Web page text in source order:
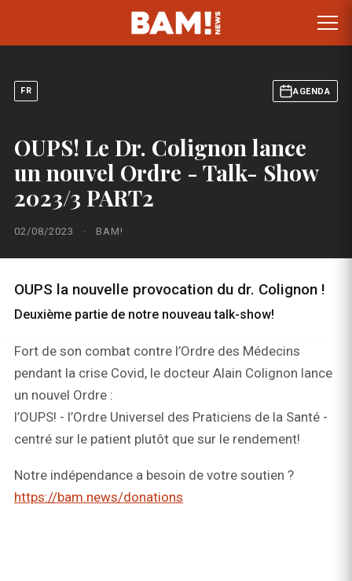
FR AGENDA
OUPS! Le Dr. Colignon lance
un nouvel Ordre - Talk- Show
2023/3 PART2
02/08/2023 · BAM!
OUPS la nouvelle provocation du dr. Colignon !
Deuxième partie de notre nouveau talk-show!
Fort de son combat contre l’Ordre des Médecins
pendant la crise Covid, le docteur Alain Colignon lance
un nouvel Ordre :
l’OUPS! - l’Ordre Universel des Praticiens de la Santé -
centré sur le patient plutôt que sur le rendement!
Notre indépendance a besoin de votre soutien ?
https://bam.news/donations